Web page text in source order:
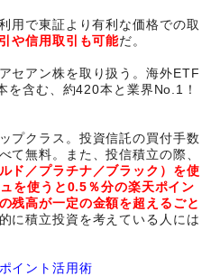
用で東証より有利な価格での取
や信用取引も可能だ。
セアン株を取り扱う。海外ETF
含む、約420本と業界No.1！
プクラス。投資信託の買付手数
て無料。また、投信積立の際、
ド／プラチナ／ブラック）を使
を使うと0.5％分の楽天ポイン
残高が一定の金額を超えるごと
に積立投資を考えている人には
イント活用術